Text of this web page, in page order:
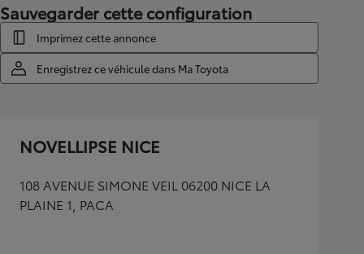
Sauvegarder cette configuration
Imprimez cette annonce
Enregistrez ce véhicule dans Ma Toyota
NOVELLIPSE NICE
108 AVENUE SIMONE VEIL 06200 NICE LA
PLAINE 1, PACA